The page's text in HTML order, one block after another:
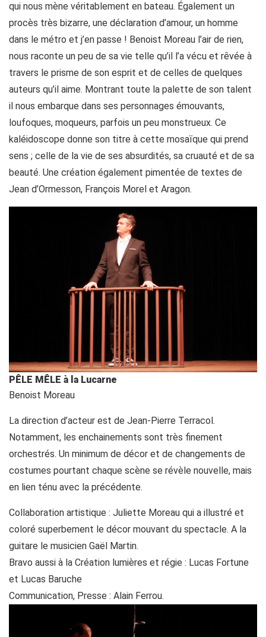
qui nous mène véritablement en bateau. Également un
procès très bizarre, une déclaration d’amour, un homme
dans le métro et j’en passe ! Benoist Moreau l’air de rien,
nous raconte un peu de sa vie telle qu’il l’a vécu et rêvée à
travers le prisme de son esprit et de celles de quelques
auteurs qu’il aime. Montrant toute la palette de son talent
il nous embarque dans ses personnages émouvants,
loufoques, moqueurs, parfois un peu monstrueux. Ce
kaléidoscope donne son titre à cette mosaïque qui prend
sens ; celle de la vie de ses absurdités, sa cruauté et de sa
beauté. Une création également pimentée de textes de
Jean d’Ormesson, François Morel et Aragon.
PÊLE MÊLE à la Lucarne
Benoist Moreau
La direction d’acteur est de Jean-Pierre Terracol.
Notamment, les enchainements sont très finement
orchestrés. Un minimum de décor et de changements de
costumes pourtant chaque scène se révèle nouvelle, mais
en lien ténu avec la précédente.
Collaboration artistique : Juliette Moreau qui a illustré et
coloré superbement le décor mouvant du spectacle. A la
guitare le musicien Gaël Martin.
Bravo aussi à la Création lumières et régie : Lucas Fortune
et Lucas Baruche
Communication, Presse : Alain Ferrou.